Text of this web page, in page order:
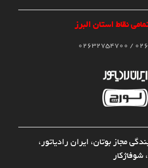
نقاط استان البرز
مجاز بوتان، ایران رادیاتور،
شوفاژکار